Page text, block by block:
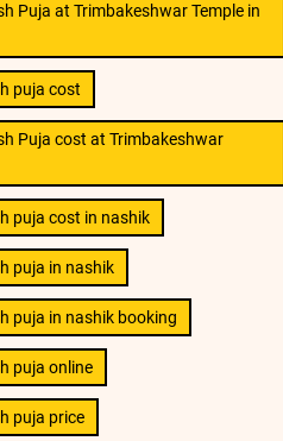
Puja at Trimbakeshwar Temple in
puja cost
Puja cost at Trimbakeshwar
puja cost in nashik
puja in nashik
puja in nashik booking
puja online
puja price